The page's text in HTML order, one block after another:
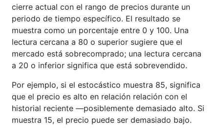
cierre actual con el rango de precios durante un
periodo de tiempo específico. El resultado se
muestra como un porcentaje entre 0 y 100. Una
lectura cercana a 80 o superior sugiere que el
mercado está sobrecomprado; una lectura cercana
a 20 o inferior significa que está sobrevendido.
Por ejemplo, si el estocástico muestra 85, significa
que el precio es alto en relación relación con el
historial reciente —posiblemente demasiado alto. Si
muestra 15, el precio puede ser demasiado bajo.